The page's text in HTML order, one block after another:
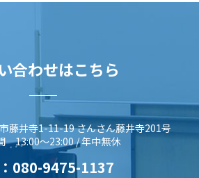
合わせはこちら
藤井寺1-11-19 さんさん藤井寺201号
13:00～23:00 / 年中無休
080-9475-1137